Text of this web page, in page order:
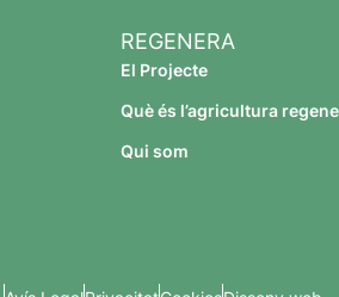
REGENERA
El Projecte
Què és l’agricultura
Qui som